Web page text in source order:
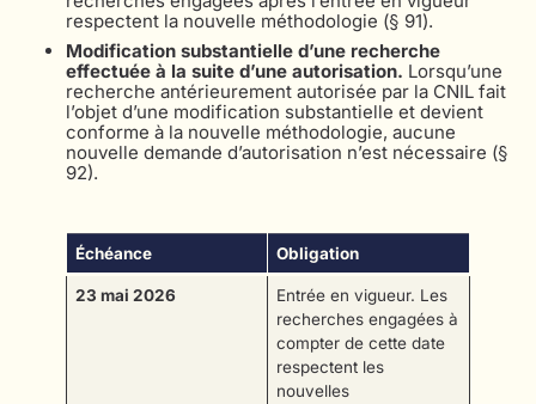
respectent la nouvelle méthodologie (§ 91).
Modification substantielle d’une recherche
effectuée à la suite d’une autorisation. Lorsqu’une
recherche antérieurement autorisée par la CNIL fait
l’objet d’une modification substantielle et devient
conforme à la nouvelle méthodologie, aucune
nouvelle demande d’autorisation n’est nécessaire (§
92).
Échéance Obligation
23 mai 2026
Entrée en vigueur. Les
recherches engagées à
compter de cette date
respectent les
nouvelles